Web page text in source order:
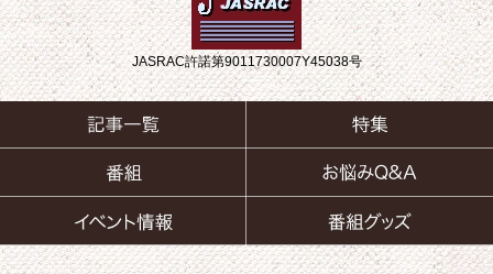
JASRAC許諾第9011730007Y45038号